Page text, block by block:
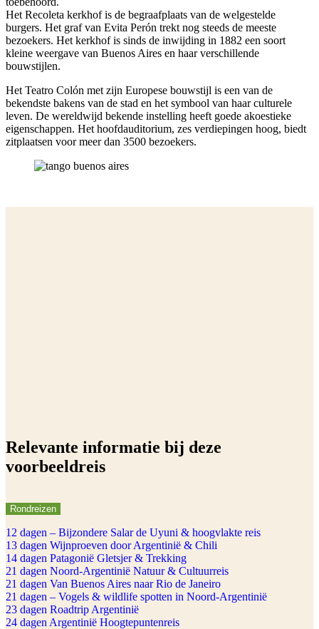
Het Recoleta kerkhof is de begraafplaats van de welgestelde
burgers. Het graf van Evita Perón trekt nog steeds de meeste
bezoekers. Het kerkhof is sinds de inwijding in 1882 een soort
kleine weergave van Buenos Aires en haar verschillende
bouwstijlen.
Het Teatro Colón met zijn Europese bouwstijl is een van de
bekendste bakens van de stad en het symbool van haar culturele
leven. De wereldwijd bekende instelling heeft goede akoestieke
eigenschappen. Het hoofdauditorium, zes verdiepingen hoog, biedt
zitplaatsen voor meer dan 3500 bezoekers.
Relevante informatie bij deze
voorbeeldreis
Rondreizen
12 dagen – Bijzondere Salar de Uyuni & hoogvlakte reis
13 dagen Wijnproeven door Argentinië & Chili
14 dagen Patagonië Gletsjer & Trekking
21 dagen Noord-Argentinië Natuur & Cultuurreis
21 dagen Van Buenos Aires naar Rio de Janeiro
21 dagen – Vogels & wildlife spotten in Noord-Argentinië
23 dagen Roadtrip Argentinië
24 dagen Argentinië Hoogtepuntenreis